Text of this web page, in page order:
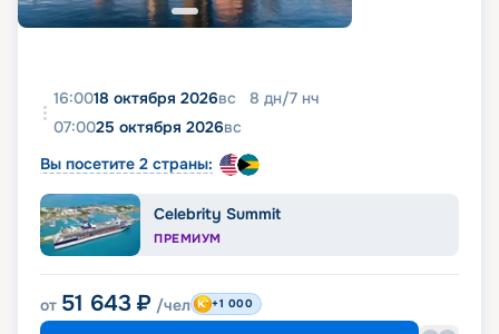
16:0018 октября 2026вс 8 дн/7 нч
07:0025 октября 2026вс
Вы посетите 2 страны:
Celebrity Summit
ПРЕМИУМ
от 51 643 ₽ /чел +1 000